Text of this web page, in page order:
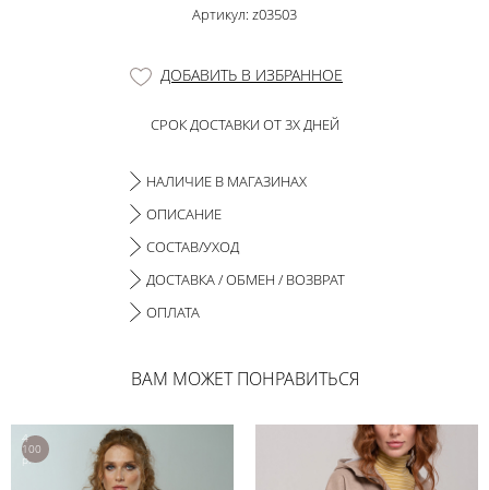
Артикул: z03503
ДОБАВИТЬ В ИЗБРАННОЕ
СРОК ДОСТАВКИ ОТ 3Х ДНЕЙ
НАЛИЧИЕ В МАГАЗИНАХ
ОПИСАНИЕ
СОСТАВ/УХОД
ДОСТАВКА / ОБМЕН / ВОЗВРАТ
ОПЛАТА
ВАМ МОЖЕТ ПОНРАВИТЬСЯ
4
100
р.